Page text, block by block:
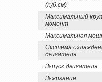
(куб.см)
Максимальный
момент
Максимальная
Система
двигателя
Запуск двигателя
Зажигание